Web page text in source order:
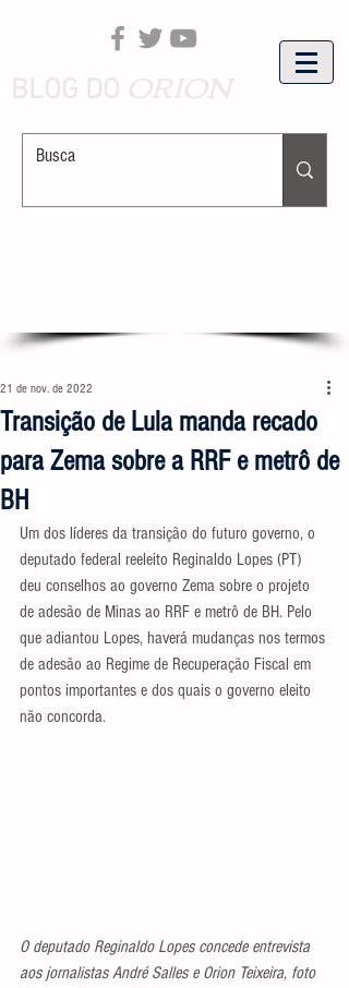
Transição de Lula manda recado
para Zema sobre a RRF e metrô de
BH
21 de nov. de 2022
Um dos líderes da transição do futuro governo, o
deputado federal reeleito Reginaldo Lopes (PT)
deu conselhos ao governo Zema sobre o projeto
de adesão de Minas ao RRF e metrô de BH. Pelo
que adiantou Lopes, haverá mudanças nos termos
de adesão ao Regime de Recuperação Fiscal em
pontos importantes e dos quais o governo eleito
não concorda.
O deputado Reginaldo Lopes concede entrevista
aos jornalistas André Salles e Orion Teixeira, foto